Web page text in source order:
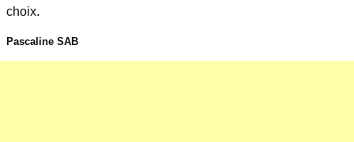
choix.
Pascaline SAB